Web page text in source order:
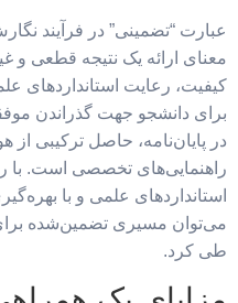
عبارت “تضمینی” در فرآیند
معنای ارائه یک نتیجه قطعی و
کیفیت، رعایت استانداردهای
برای دانشجو جهت گذراندن
در پایان‌نامه، حاصل ترکیبی از
راهنمایی‌های تخصصی است. با
استانداردهای علمی و با
می‌توان مسیری تضمین‌شده برای
طی کرد.